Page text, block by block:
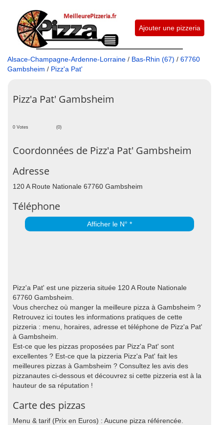
Ajouter une pizzeria
Alsace-Champagne-Ardenne-Lorraine / Bas-Rhin (67) / 67760
Gambsheim / Pizz'a Pat'
Pizz'a Pat' Gambsheim
0 Votes (0)
Coordonnées de Pizz'a Pat' Gambsheim
Adresse
120 A Route Nationale 67760 Gambsheim
Téléphone
Afficher le N° *
Pizz'a Pat' est une pizzeria située 120 A Route Nationale
67760 Gambsheim.
Vous cherchez où manger la meilleure pizza à Gambsheim ?
Retrouvez ici toutes les informations pratiques de cette
pizzeria : menu, horaires, adresse et téléphone de Pizz'a Pat'
à Gambsheim.
Est-ce que les pizzas proposées par Pizz'a Pat' sont
excellentes ? Est-ce que la pizzeria Pizz'a Pat' fait les
meilleures pizzas à Gambsheim ? Consultez les avis des
pizzanautes ci-dessous et découvrez si cette pizzeria est à la
hauteur de sa réputation !
Carte des pizzas
Menu & tarif (Prix en Euros) : Aucune pizza référencée.